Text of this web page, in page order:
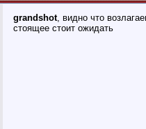
grandshot, видно что
стоящее стоит ожидать